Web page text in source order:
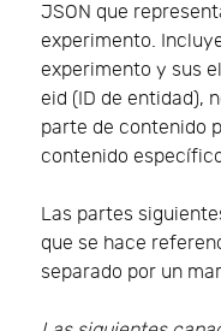
JSON que
experimento.
experimento y sus
eid (ID de entidad),
parte de contenido
contenido
Las partes
que se hace
separado por un